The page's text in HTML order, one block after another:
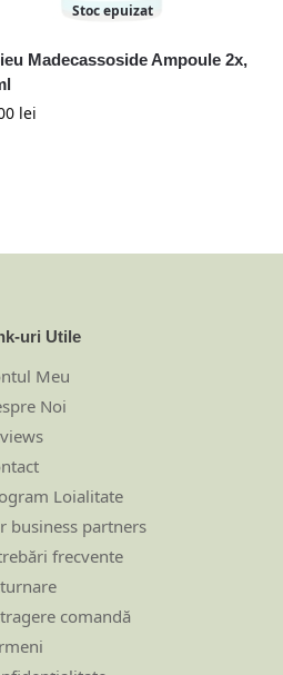
Stoc epuizat
Madecassoside Ampoule 2x,
lei
uri Utile
Meu
Noi
Loialitate
business partners
frecvente
comandă